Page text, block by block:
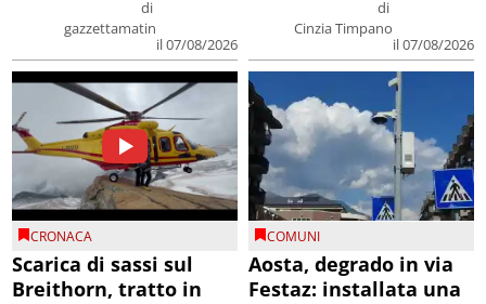
di
gazzettamatin
il 07/08/2026
di
Cinzia Timpano
il 07/08/2026
CRONACA
Scarica di sassi sul
Breithorn, tratto in
COMUNI
Aosta, degrado in via
Festaz: installata una